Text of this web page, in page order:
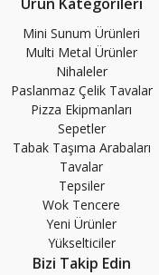
Ürün Kategorileri
Mini Sunum Ürünleri
Multi Metal Ürünler
Nihaleler
Paslanmaz Çelik Tavalar
Pizza Ekipmanları
Sepetler
Tabak Taşıma Arabaları
Tavalar
Tepsiler
Wok Tencere
Yeni Ürünler
Yükselticiler
Bizi Takip Edin